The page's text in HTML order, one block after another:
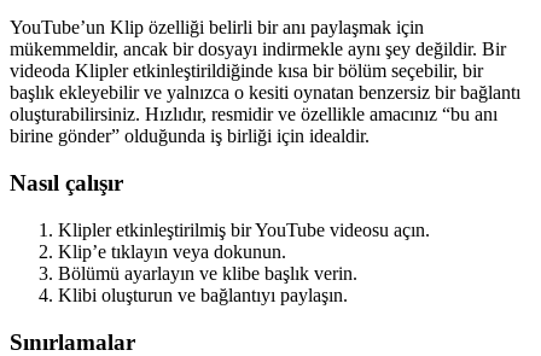
YouTube’un Klip özelliği belirli bir anı paylaşmak için
mükemmeldir, ancak bir dosyayı indirmekle aynı şey değildir. Bir
videoda Klipler etkinleştirildiğinde kısa bir bölüm seçebilir, bir
başlık ekleyebilir ve yalnızca o kesiti oynatan benzersiz bir bağlantı
oluşturabilirsiniz. Hızlıdır, resmidir ve özellikle amacınız “bu anı
birine gönder” olduğunda iş birliği için idealdir.
Nasıl çalışır
Klipler etkinleştirilmiş bir YouTube videosu açın.
Klip’e tıklayın veya dokunun.
Bölümü ayarlayın ve klibe başlık verin.
Klibi oluşturun ve bağlantıyı paylaşın.
Sınırlamalar